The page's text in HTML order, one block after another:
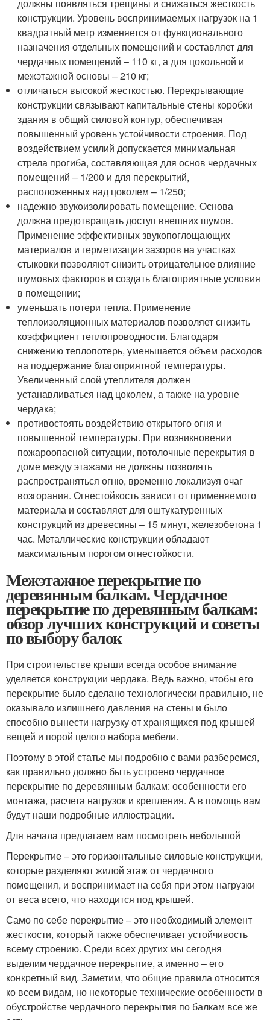
должны появляться трещины и снижаться жесткость
конструкции. Уровень воспринимаемых нагрузок на 1
квадратный метр изменяется от функционального
назначения отдельных помещений и составляет для
чердачных помещений – 110 кг, а для цокольной и
межэтажной основы – 210 кг;
отличаться высокой жесткостью. Перекрывающие
конструкции связывают капитальные стены коробки
здания в общий силовой контур, обеспечивая
повышенный уровень устойчивости строения. Под
воздействием усилий допускается минимальная
стрела прогиба, составляющая для основ чердачных
помещений – 1/200 и для перекрытий,
расположенных над цоколем – 1/250;
надежно звукоизолировать помещение. Основа
должна предотвращать доступ внешних шумов.
Применение эффективных звукопоглощающих
материалов и герметизация зазоров на участках
стыковки позволяют снизить отрицательное влияние
шумовых факторов и создать благоприятные условия
в помещении;
уменьшать потери тепла. Применение
теплоизоляционных материалов позволяет снизить
коэффициент теплопроводности. Благодаря
снижению теплопотерь, уменьшается объем расходов
на поддержание благоприятной температуры.
Увеличенный слой утеплителя должен
устанавливаться над цоколем, а также на уровне
чердака;
противостоять воздействию открытого огня и
повышенной температуры. При возникновении
пожароопасной ситуации, потолочные перекрытия в
доме между этажами не должны позволять
распространяться огню, временно локализуя очаг
возгорания. Огнестойкость зависит от применяемого
материала и составляет для оштукатуренных
конструкций из древесины – 15 минут, железобетона 1
час. Металлические конструкции обладают
максимальным порогом огнестойкости.
Межэтажное перекрытие по
деревянным балкам. Чердачное
перекрытие по деревянным балкам:
обзор лучших конструкций и советы
по выбору балок
При строительстве крыши всегда особое внимание
уделяется конструкции чердака. Ведь важно, чтобы его
перекрытие было сделано технологически правильно, не
оказывало излишнего давления на стены и было
способно вынести нагрузку от хранящихся под крышей
вещей и порой целого набора мебели.
Поэтому в этой статье мы подробно с вами разберемся,
как правильно должно быть устроено чердачное
перекрытие по деревянным балкам: особенности его
монтажа, расчета нагрузок и крепления. А в помощь вам
будут наши подробные иллюстрации.
Для начала предлагаем вам посмотреть небольшой
Перекрытие – это горизонтальные силовые конструкции,
которые разделяют жилой этаж от чердачного
помещения, и воспринимает на себя при этом нагрузки
от веса всего, что находится под крышей.
Само по себе перекрытие – это необходимый элемент
жесткости, который также обеспечивает устойчивость
всему строению. Среди всех других мы сегодня
выделим чердачное перекрытие, а именно – его
конкретный вид. Заметим, что общие правила относится
ко всем видам, но некоторые технические особенности в
обустройстве чердачного перекрытия по балкам все же